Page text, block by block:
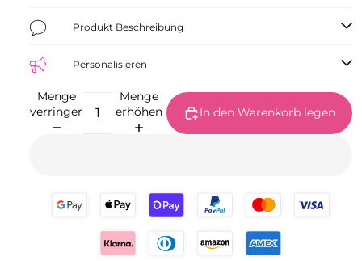
Produkt Beschreibung
Personalisieren
Menge
verringern
Menge
erhöhen
In den Warenkorb legen